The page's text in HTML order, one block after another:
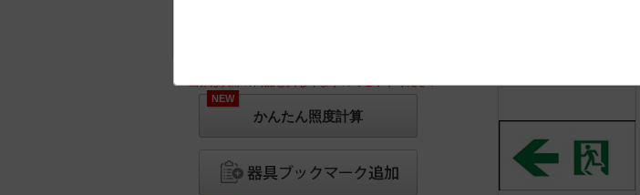
※画像は実際の商品と異なりますのでご了承ください
NEW
かんたん照度計算